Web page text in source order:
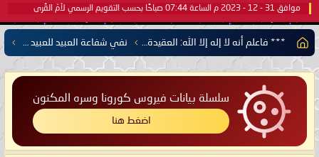
موافق 31 - 12 - 2023 م الساعة 07:44 صباحًا بحسب التقويم الرسمي لأمّ القُرى
سلسلة بيانات فيروس كورونا وسره المكنون
اضغط هنا